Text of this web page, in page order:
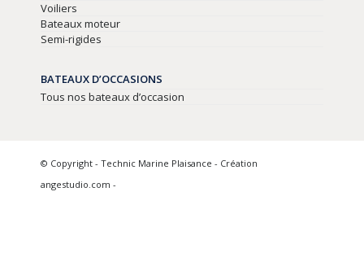
Voiliers
Bateaux moteur
Semi-rigides
BATEAUX D’OCCASIONS
Tous nos bateaux d’occasion
© Copyright - Technic Marine Plaisance - Création
angestudio.com -